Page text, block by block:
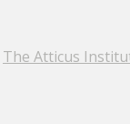
The Atticus